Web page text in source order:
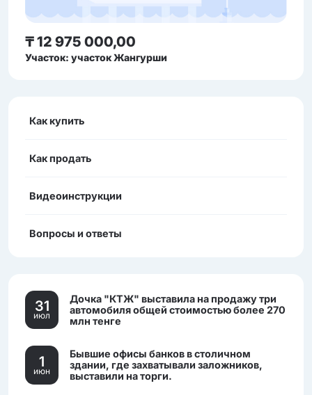
₸ 12 975 000,00
Участок: участок Жангурши
Как купить
Как продать
Видеоинструкции
Вопросы и ответы
31
июл
Дочка "КТЖ" выставила на продажу три
автомобиля общей стоимостью более 270
млн тенге
1
июн
Бывшие офисы банков в столичном
здании, где захватывали заложников,
выставили на торги.